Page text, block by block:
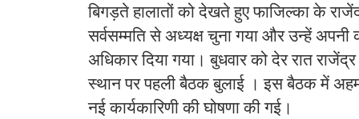
बिगड़ते हालातों को देखते हुए फाजिल्का के
सर्वसम्मति से अध्यक्ष चुना गया और उन्हें अपनी
अधिकार दिया गया। बुधवार को देर रात
स्थान पर पहली बैठक बुलाई । इस बैठक में अहम
नई कार्यकारिणी की घोषणा की गई।